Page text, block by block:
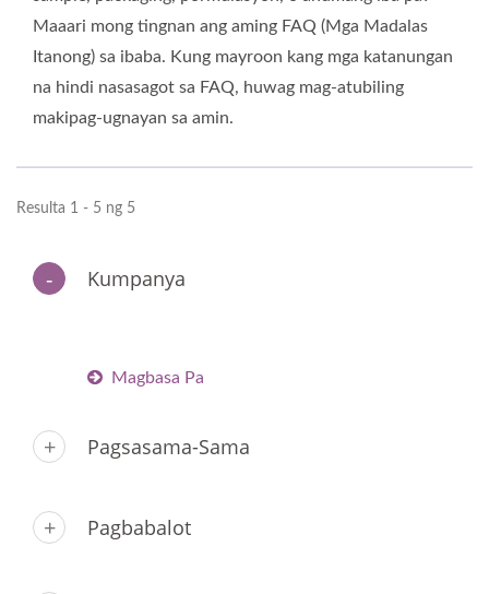
Maaari mong tingnan ang aming FAQ (Mga Madalas
Itanong) sa ibaba. Kung mayroon kang mga katanungan
na hindi nasasagot sa FAQ, huwag mag-atubiling
makipag-ugnayan sa amin.
Resulta 1 - 5 ng 5
Kumpanya
Magbasa Pa
Pagsasama-Sama
Pagbabalot